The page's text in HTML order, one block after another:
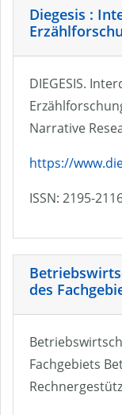
Diegesis :
DIEGESIS.
Narrative
https://
ISSN: 2195-
des
Fachgebiets